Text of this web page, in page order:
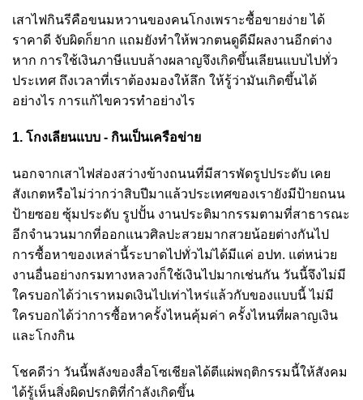
เสาไฟกินรีคือขนมหวานของคนโกงเพราะซื้อขายง่าย ได้
ราคาดี จับผิดก็ยาก แถมยังทำให้พวกตนดูดีมีผลงานอีกต่าง
หาก การใช้เงินภาษีแบบล้างผลาญจึงเกิดขึ้นเลียนแบบไปทั่ว
ประเทศ ถึงเวลาที่เราต้องมองให้ลึก ให้รู้ว่ามันเกิดขึ้นได้
อย่างไร การแก้ไขควรทำอย่างไร
1. โกงเลียนแบบ - กินเป็นเครือข่าย
นอกจากเสาไฟส่องสว่างข้างถนนที่มีสารพัดรูปประดับ เคย
สังเกตหรือไม่ว่ากว่าสิบปีมาแล้วประเทศของเรายังมีป้ายถนน
ป้ายซอย ซุ้มประดับ รูปปั้น งานประติมากรรมตามที่สาธารณะ
อีกจำนวนมากที่ออกแนวศิลปะสวยมากสวยน้อยต่างกันไป
การซื้อหาของเหล่านี้ระบาดไปทั่วไม่ได้มีแค่ อปท. แต่หน่วย
งานอื่นอย่างกรมทางหลวงก็ใช้เงินไปมากเช่นกัน วันนี้จึงไม่มี
ใครบอกได้ว่าเราหมดเงินไปเท่าไหร่แล้วกับของแบบนี้ ไม่มี
ใครบอกได้ว่าการซื้อหาครั้งไหนคุ้มค่า ครั้งไหนที่ผลาญเงิน
และโกงกิน
โชคดีว่า วันนี้พลังของสื่อโซเชียลได้ตีแผ่พฤติกรรมนี้ให้สังคม
ได้รู้เห็นสิ่งผิดปรกติที่กำลังเกิดขึ้น